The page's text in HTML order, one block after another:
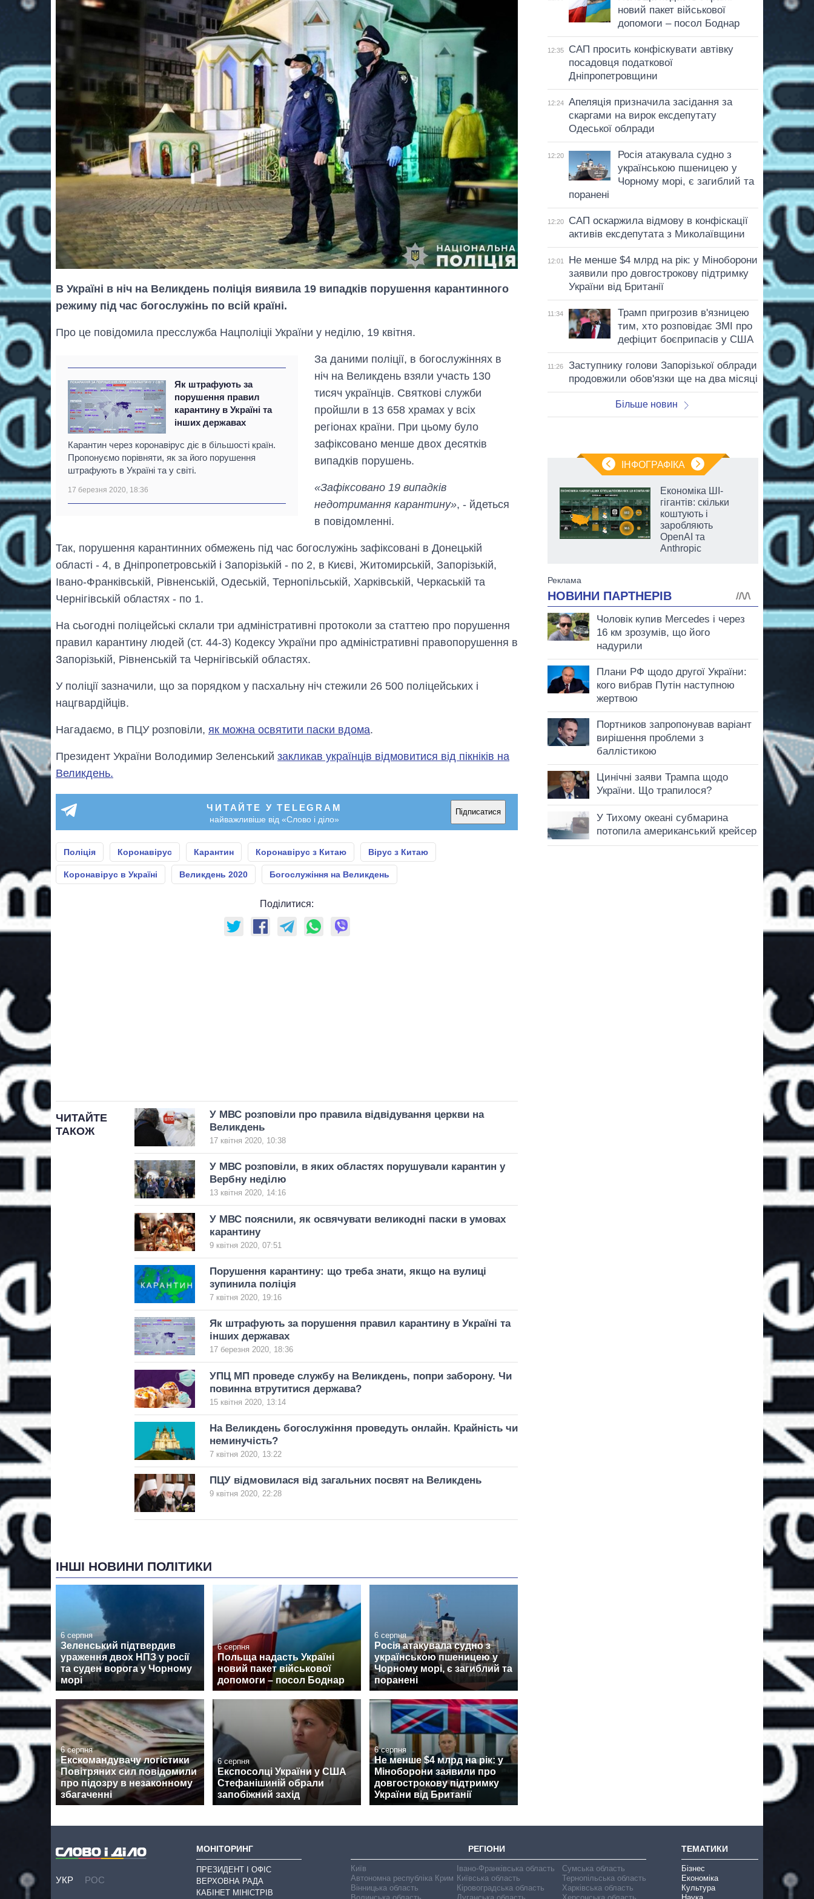
В Україні в ніч на Великдень поліція виявила 19 випадків порушення карантинного
режиму під час богослужінь по всій країні.
Про це повідомила пресслужба Нацполіціі України у неділю, 19 квітня.
Як штрафують за
порушення правил
карантину в Україні та
інших державах
Карантин через коронавірус діє в більшості країн.
Пропонуємо порівняти, як за його порушення
штрафують в Україні та у світі.
17 березня 2020, 18:36
За даними поліції, в богослужіннях в
ніч на Великдень взяли участь 130
тисяч українців. Святкові служби
пройшли в 13 658 храмах у всіх
регіонах країни. При цьому було
зафіксовано менше двох десятків
випадків порушень.
«Зафіксовано 19 випадків
недотримання карантину», - йдеться
в повідомленні.
Так, порушення карантинних обмежень під час богослужінь зафіксовані в Донецькій
області - 4, в Дніпропетровській і Запорізькій - по 2, в Києві, Житомирській, Запорізькій,
Івано-Франківській, Рівненській, Одеській, Тернопільській, Харківській, Черкаській та
Чернігівській областях - по 1.
На сьогодні поліцейські склали три адміністративні протоколи за статтею про порушення
правил карантину людей (ст. 44-3) Кодексу України про адміністративні правопорушення в
Запорізькій, Рівненській та Чернігівській областях.
У поліції зазначили, що за порядком у пасхальну ніч стежили 26 500 поліцейських і
нацгвардійців.
Нагадаємо, в ПЦУ розповіли, як можна освятити паски вдома.
Президент України Володимир Зеленський закликав українців відмовитися від пікніків на
Великдень.
ЧИТАЙТЕ У TELEGRAM
найважливіше від «Слово і діло»
Підписатися
Поліція Коронавірус Карантин Коронавірус з Китаю Вірус з Китаю
Коронавірус в Україні Великдень 2020 Богослужіння на Великдень
Поділитися:
ЧИТАЙТЕ
ТАКОЖ
У МВС розповіли про правила відвідування церкви на
Великдень
17 квітня 2020, 10:38
У МВС розповіли, в яких областях порушували карантин у
Вербну неділю
13 квітня 2020, 14:16
У МВС пояснили, як освячувати великодні паски в умовах
карантину
9 квітня 2020, 07:51
Порушення карантину: що треба знати, якщо на вулиці
зупинила поліція
7 квітня 2020, 19:16
Як штрафують за порушення правил карантину в Україні та
інших державах
17 березня 2020, 18:36
УПЦ МП проведе службу на Великдень, попри заборону. Чи
повинна втрутитися держава?
15 квітня 2020, 13:14
На Великдень богослужіння проведуть онлайн. Крайність чи
неминучість?
7 квітня 2020, 13:22
ПЦУ відмовилася від загальних посвят на Великдень
9 квітня 2020, 22:28
ІНШІ НОВИНИ ПОЛІТИКИ
6 серпня
Зеленський підтвердив
ураження двох НПЗ у росії
та суден ворога у Чорному
морі
6 серпня
Польща надасть Україні
новий пакет військової
допомоги – посол Боднар
6 серпня
Росія атакувала судно з
українською пшеницею у
Чорному морі, є загиблий та
поранені
6 серпня
Екскомандувачу логістики
Повітряних сил повідомили
про підозру в незаконному
збагаченні
6 серпня
Експосолці України у США
Стефанішиній обрали
запобіжний захід
6 серпня
Не менше $4 млрд на рік: у
Міноборони заявили про
довгострокову підтримку
України від Британії
новий пакет військової
допомоги – посол Боднар
12:35
САП просить конфіскувати автівку
посадовця податкової
Дніпропетровщини
12:24
Апеляція призначила засідання за
скаргами на вирок ексдепутату
Одеської облради
12:20
Росія атакувала судно з
українською пшеницею у
Чорному морі, є загиблий та
поранені
12:20
САП оскаржила відмову в конфіскації
активів ексдепутата з Миколаївщини
12:01
Не менше $4 млрд на рік: у Міноборони
заявили про довгострокову підтримку
України від Британії
11:34
Трамп пригрозив в'язницею
тим, хто розповідає ЗМІ про
дефіцит боєприпасів у США
11:26
Заступнику голови Запорізької облради
продовжили обов'язки ще на два місяці
Більше новин
ІНФОГРАФІКА
на холодну воду у
містах України на
Економіка ШІ-
гігантів: скільки
коштують і
заробляють
OpenAI та
Anthropic
УКР РОС
МОНІТОРИНГ
ПРЕЗИДЕНТ І ОФІС
ВЕРХОВНА РАДА
КАБІНЕТ МІНІСТРІВ
РЕГІОНИ
Київ
Автономна республіка Крим
Вінницька область
Івано-Франківська область
Київська область
Кіровоградська область
Сумська область
Тернопільська область
Харківська область
ТЕМАТИКИ
Бізнес
Економіка
Культура